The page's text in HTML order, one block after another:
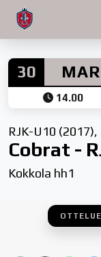
30 MAR
14.00
RJK-U10
Cobrat -
Kokkola hh1